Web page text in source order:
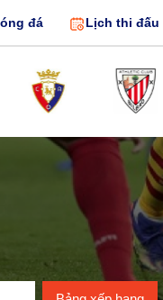
đá Lịch thi đấu